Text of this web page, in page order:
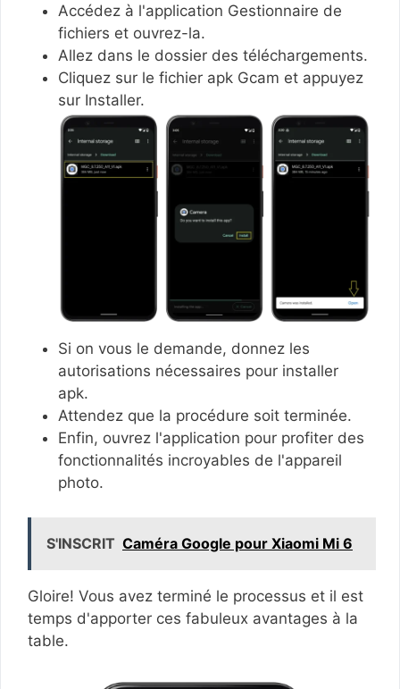
Accédez à l'application Gestionnaire de
fichiers et ouvrez-la.
Allez dans le dossier des téléchargements.
Cliquez sur le fichier apk Gcam et appuyez
sur Installer.
Si on vous le demande, donnez les
autorisations nécessaires pour installer
apk.
Attendez que la procédure soit terminée.
Enfin, ouvrez l'application pour profiter des
fonctionnalités incroyables de l'appareil
photo.
S'INSCRIT Caméra Google pour Xiaomi Mi 6
Gloire! Vous avez terminé le processus et il est
temps d'apporter ces fabuleux avantages à la
table.